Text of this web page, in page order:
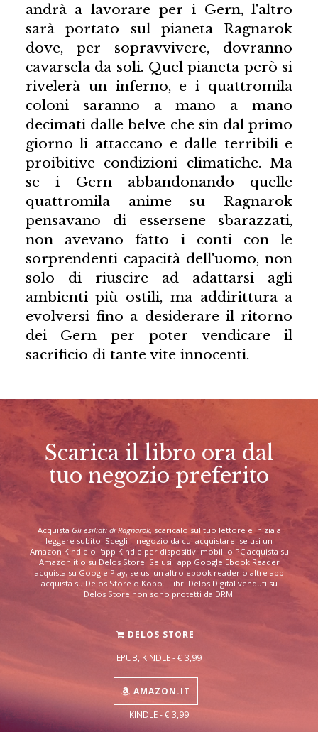
andrà a lavorare per i Gern, l'altro
sarà portato sul pianeta Ragnarok
dove, per sopravvivere, dovranno
cavarsela da soli. Quel pianeta però si
rivelerà un inferno, e i quattromila
coloni saranno a mano a mano
decimati dalle belve che sin dal primo
giorno li attaccano e dalle terribili e
proibitive condizioni climatiche. Ma
se i Gern abbandonando quelle
quattromila anime su Ragnarok
pensavano di essersene sbarazzati,
non avevano fatto i conti con le
sorprendenti capacità dell'uomo, non
solo di riuscire ad adattarsi agli
ambienti più ostili, ma addirittura a
evolversi fino a desiderare il ritorno
dei Gern per poter vendicare il
sacrificio di tante vite innocenti.
Scarica il libro ora dal
tuo negozio preferito
Acquista Gli esiliati di Ragnarok, scaricalo sul tuo lettore e inizia a
leggere subito! Scegli il negozio da cui acquistare: se usi un
Amazon Kindle o l'app Kindle per dispositivi mobili o PC acquista su
Amazon.it o su Delos Store. Se usi l'app Google Ebook Reader
acquista su Google Play, se usi un altro ebook reader o altre app
acquista su Delos Store o Kobo. I libri Delos Digital venduti su
Delos Store non sono protetti da DRM.
DELOS STORE
EPUB, KINDLE - € 3,99
AMAZON.IT
KINDLE - € 3,99